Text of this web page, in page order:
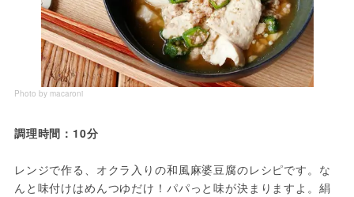
Photo by macaroni
調理時間：10分
レンジで作る、オクラ入りの和風麻婆豆腐のレシピです。な
んと味付けはめんつゆだけ！パパっと味が決まりますよ。絹